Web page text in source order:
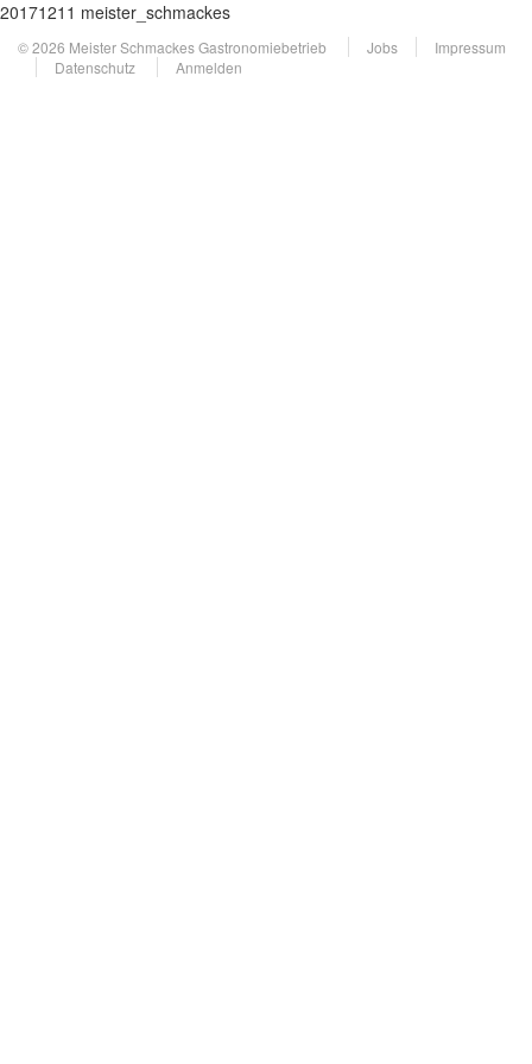
20171211 meister_schmackes
© 2026 Meister Schmackes Gastronomiebetrieb Jobs
Impressum
Datenschutz
Anmelden